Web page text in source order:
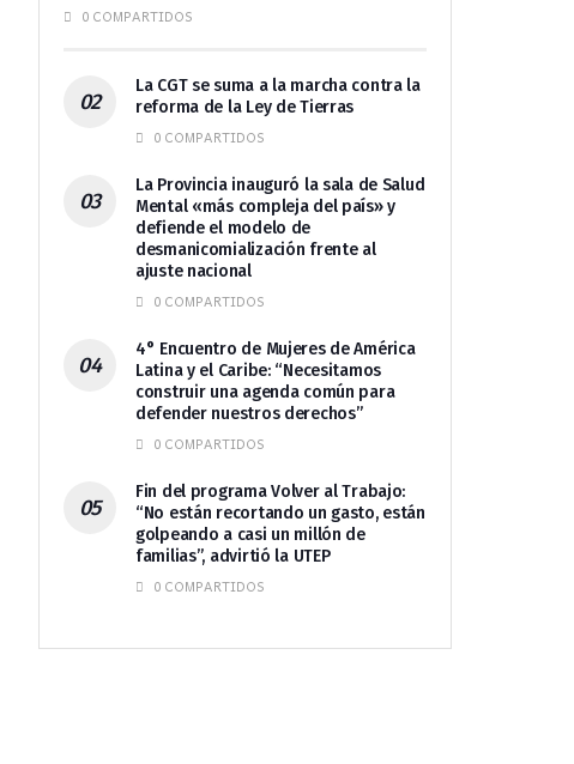
0 COMPARTIDOS
La CGT se suma a la marcha contra la
reforma de la Ley de Tierras
0 COMPARTIDOS
La Provincia inauguró la sala de Salud
Mental «más compleja del país» y
defiende el modelo de
desmanicomialización frente al
ajuste nacional
0 COMPARTIDOS
4° Encuentro de Mujeres de América
Latina y el Caribe: “Necesitamos
construir una agenda común para
defender nuestros derechos”
0 COMPARTIDOS
Fin del programa Volver al Trabajo:
“No están recortando un gasto, están
golpeando a casi un millón de
familias”, advirtió la UTEP
0 COMPARTIDOS